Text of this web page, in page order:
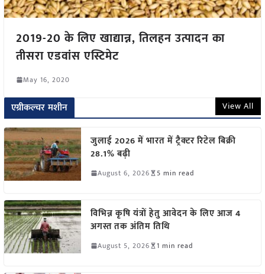
2019-20 के लिए खाद्यान्न, तिलहन उत्पादन का
तीसरा एडवांस एस्टिमेट
May 16, 2020
एग्रीकल्चर मशीन View All
जुलाई 2026 में भारत में ट्रैक्टर रिटेल बिक्री
28.1% बढ़ी
August 6, 2026 5 min read
विभिन्न कृषि यंत्रों हेतु आवेदन के लिए आज 4
अगस्त तक अंतिम तिथि
August 5, 2026 1 min read